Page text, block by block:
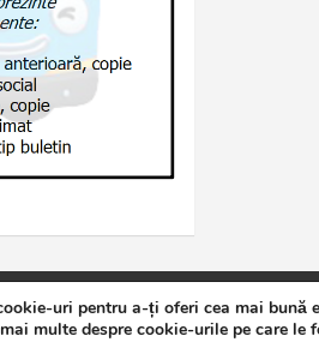
Politică de confidențialitate Theme
uri pentru a-ți oferi cea mai bună
multe despre cookie-urile pe care le